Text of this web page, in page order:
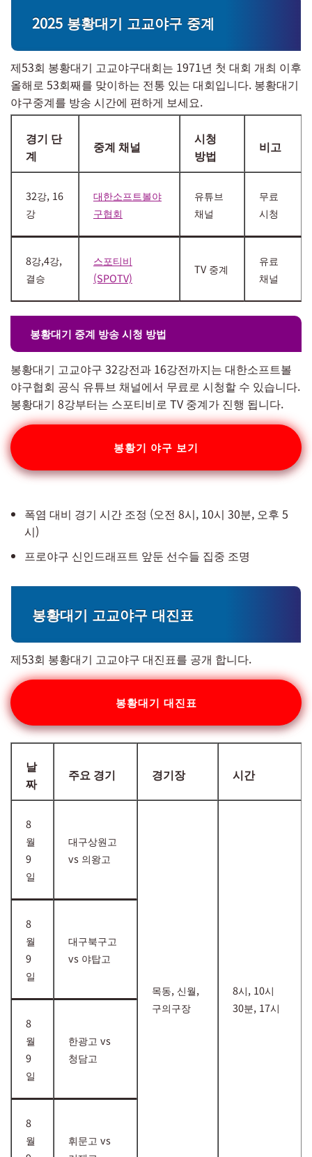
2025 봉황대기 고교야구 중계
제53회 봉황대기 고교야구대회는 1971년 첫 대회 개최 이후
올해로 53회째를 맞이하는 전통 있는 대회입니다. 봉황대기
야구중계를 방송 시간에 편하게 보세요.
경기 단
계
중계 채널
시청
방법
비고
32강, 16
강
대한소프트볼야
구협회
유튜브
채널
무료
시청
8강,4강,
결승
스포티비
(SPOTV)
TV 중계
유료
채널
봉황대기 중계 방송 시청 방법
봉황대기 고교야구 32강전과 16강전까지는 대한소프트볼
야구협회 공식 유튜브 채널에서 무료로 시청할 수 있습니다.
봉황대기 8강부터는 스포티비로 TV 중계가 진행 됩니다.
봉황기 야구 보기
폭염 대비 경기 시간 조정 (오전 8시, 10시 30분, 오후 5
시)
프로야구 신인드래프트 앞둔 선수들 집중 조명
봉황대기 고교야구 대진표
제53회 봉황대기 고교야구 대진표를 공개 합니다.
봉황대기 대진표
날
짜
주요 경기 경기장 시간
8
월
9
일
대구상원고
vs 의왕고
목동, 신월,
구의구장
8시, 10시
30분, 17시
8
월
9
일
대구북구고
vs 야탑고
8
월
9
일
한광고 vs
청담고
8
월
휘문고 vs